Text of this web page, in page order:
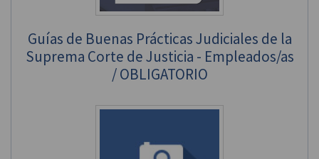
Guías de Buenas Prácticas Judiciales de la
Suprema Corte de Justicia - Empleados/as
/ OBLIGATORIO